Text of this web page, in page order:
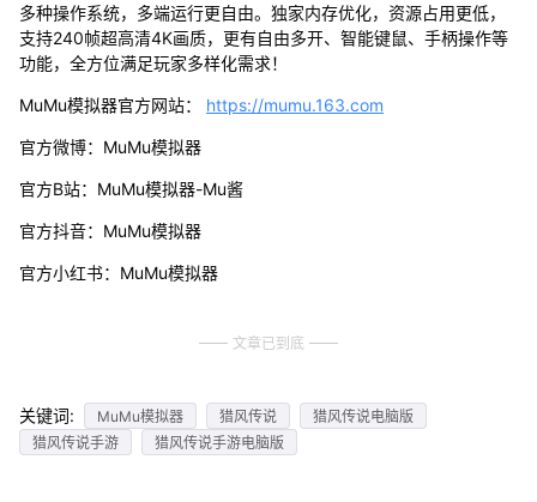
多种操作系统，多端运行更自由。独家内存优化，资源占用更低，
支持240帧超高清4K画质，更有自由多开、智能键鼠、手柄操作等
功能，全方位满足玩家多样化需求！
MuMu模拟器官方网站： https://mumu.163.com
官方微博：MuMu模拟器
官方B站：MuMu模拟器-Mu酱
官方抖音：MuMu模拟器
官方小红书：MuMu模拟器
文章已到底
关键词: MuMu模拟器 猎风传说
猎风传说电脑版
猎风传说手游
猎风传说手游电脑版